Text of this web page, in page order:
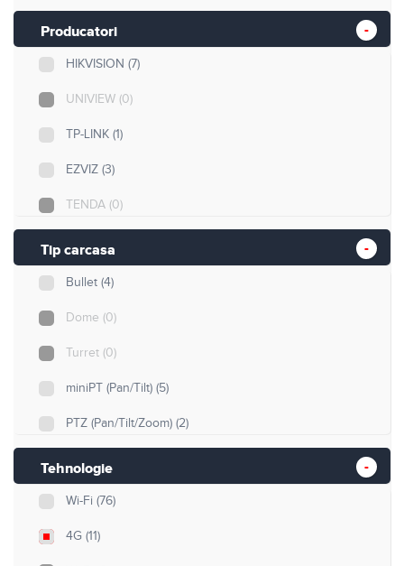
Producatori
HIKVISION (7)
UNIVIEW (0)
TP-LINK (1)
EZVIZ (3)
TENDA (0)
Tip carcasa
Bullet (4)
Dome (0)
Turret (0)
miniPT (Pan/Tilt) (5)
PTZ (Pan/Tilt/Zoom) (2)
Tehnologie
Wi-Fi (76)
4G (11)